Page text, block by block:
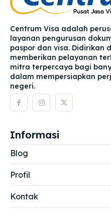
Centrum Visa adalah
layanan pengurusan
paspor dan visa. Didirikan
memberikan pelayanan
mitra terpercaya bagi
dalam mempersiapkan
negeri.
Informasi
Blog
Profil
Kontak